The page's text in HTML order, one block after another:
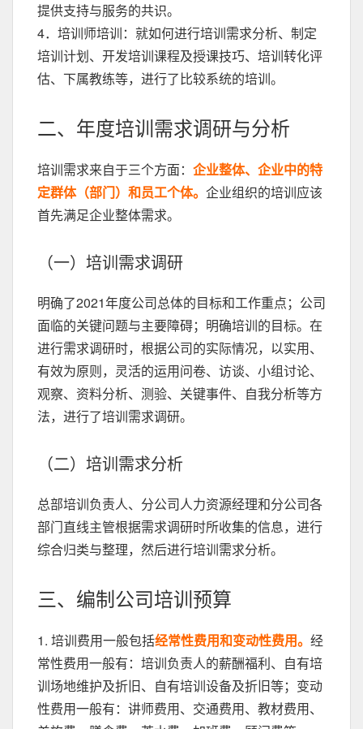
提供支持与服务的共识。
4．培训师培训：就如何进行培训需求分析、制定
培训计划、开发培训课程及授课技巧、培训转化评
估、下属教练等，进行了比较系统的培训。
二、年度培训需求调研与分析
培训需求来自于三个方面： 企业整体、企业中的特
定群体（部门）和员工个体。 企业组织的培训应该
首先满足企业整体需求。
（一）培训需求调研
明确了2021年度公司总体的目标和工作重点；公司
面临的关键问题与主要障碍；明确培训的目标。在
进行需求调研时，根据公司的实际情况，以实用、
有效为原则，灵活的运用问卷、访谈、小组讨论、
观察、资料分析、测验、关键事件、自我分析等方
法，进行了培训需求调研。
（二）培训需求分析
总部培训负责人、分公司人力资源经理和分公司各
部门直线主管根据需求调研时所收集的信息，进行
综合归类与整理，然后进行培训需求分析。
三、编制公司培训预算
1. 培训费用一般包括经常性费用和变动性费用。 经
常性费用一般有：培训负责人的薪酬福利、自有培
训场地维护及折旧、自有培训设备及折旧等；变动
性费用一般有：讲师费用、交通费用、教材费用、